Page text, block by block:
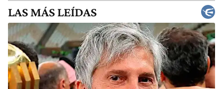
LAS MÁS LEÍDAS